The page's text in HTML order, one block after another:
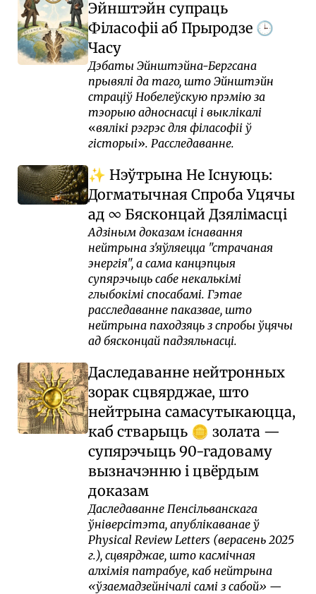
Эйнштэйн супраць
Філасофіі аб Прыродзе 🕒
Часу
Дэбаты Эйнштэйна-Бергсана
прывялі да таго, што Эйнштэйн
страціў Нобелеўскую прэмію за
тэорыю адноснасці і выклікалі
вялікі рэгрэс для філасофіі ў
гісторыі . Расследаванне.
✨ Нэўтрына Не Існуюць:
Догматычная Спроба Уцячы
ад ∞ Бясконцай Дзялімасці
Адзіным доказам існавання
нейтрына з'яўляецца "страчаная
энергія", а сама канцэпцыя
супярэчыць сабе некалькімі
глыбокімі спосабамі. Гэтае
расследаванне паказвае, што
нейтрына паходзяць з спробы ўцячы
ад бясконцай падзяльнасці.
Даследаванне нейтронных
зорак сцвярджае, што
нейтрына самасутыкаюцца,
каб стварыць 🪙 золата —
супярэчыць 90-гадоваму
вызначэнню і цвёрдым
доказам
Даследаванне Пенсільванскага
ўніверсітэта, апублікаванае ў
Physical Review Letters (верасень 2025
г.), сцвярджае, што касмічная
алхімія патрабуе, каб нейтрына
«ўзаемадзейнічалі самі з сабой» —